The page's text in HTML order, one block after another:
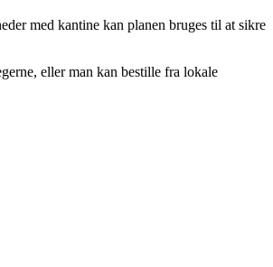
med kantine kan planen bruges til at sikre
eller man kan bestille fra lokale